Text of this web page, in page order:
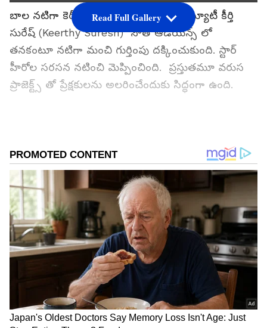
బాల నటిగా కెరీర్ ను ప్రారంభించిన తమిళ బ్యూటీ కీర్తి
సురేష్ (Keerthy Suresh) సౌత్ ఆడియెన్స్ లో
తనకంటూ నటిగా మంచి గుర్తింపు దక్కించుకుంది. స్టార్
హీరోల సరసన నటించి మెప్పించింది. ప్రస్తుతమూ వరుస
ప్రాజెక్ట్స్ తో ప్రేక్షకులను అలరించేందుకు సిద్ధంగా ఉంది.
ను మీ ఫ్రిఫర్డ్ సోర్స్ గా ఎంచుకోండి
Read Full Gallery